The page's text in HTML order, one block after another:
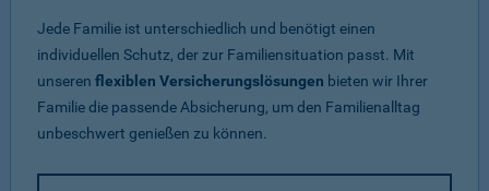
Jede Familie ist unterschiedlich und benötigt einen
individuellen Schutz, der zur Familiensituation passt. Mit
unseren flexiblen Versicherungslösungen bieten wir Ihrer
Familie die passende Absicherung, um den Familienalltag
unbeschwert genießen zu können.